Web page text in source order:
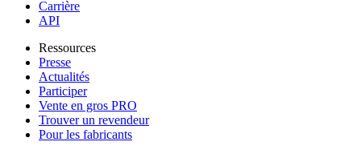
Carrière
API
Ressources
Presse
Actualités
Participer
Vente en gros PRO
Trouver un revendeur
Pour les fabricants